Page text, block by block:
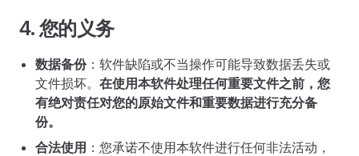
4. 您的义务
数据备份：软件缺陷或不当操作可能导致数据丢失或
文件损坏。 在使用本软件处理任何重要文件之前，您
有绝对责任对您的原始文件和重要数据进行充分备
份。
合法使用 ：您承诺不使用本软件进行任何非法活动，